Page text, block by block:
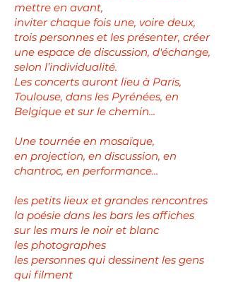
mettre en avant,
inviter chaque fois une, voire deux,
trois personnes et les présenter, créer
une espace de discussion, d'échange,
selon l’individualité.
Les concerts auront lieu à Paris,
Toulouse, dans les Pyrénées, en
Belgique et sur le chemin...
Une tournée en mosaïque,
en projection, en discussion, en
chantroc, en performance...
les petits lieux et grandes rencontres
la poésie dans les bars les affiches
sur les murs le noir et blanc
les photographes
les personnes qui dessinent les gens
qui filment